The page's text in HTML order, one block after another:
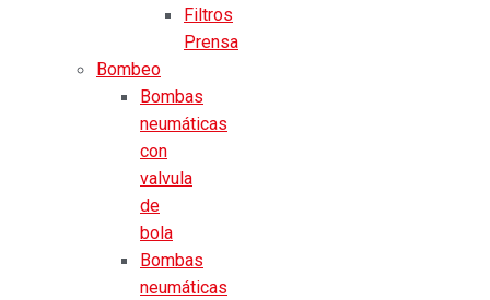
Filtros
Prensa
Bombeo
Bombas
neumáticas
con
valvula
de
bola
Bombas
neumáticas